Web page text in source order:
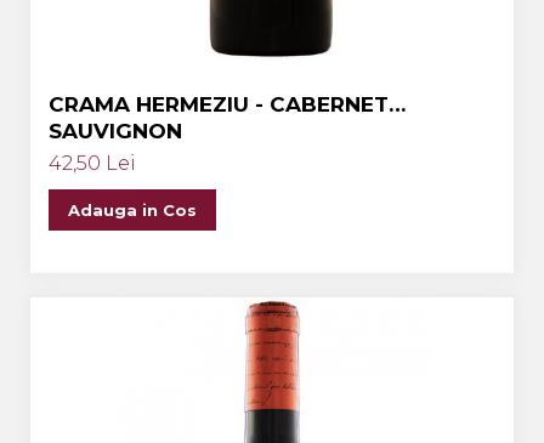
CRAMA HERMEZIU - CABERNET
SAUVIGNON
42,50 Lei
Adauga in Cos